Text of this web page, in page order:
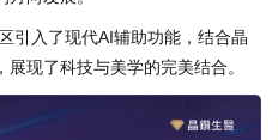
引入了现代AI辅助功能，结合晶
展现了科技与美学的完美结合。